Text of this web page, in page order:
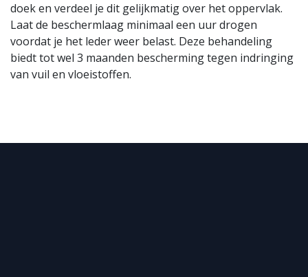
doek en verdeel je dit gelijkmatig over het oppervlak.
Laat de beschermlaag minimaal een uur drogen
voordat je het leder weer belast. Deze behandeling
biedt tot wel 3 maanden bescherming tegen indringing
van vuil en vloeistoffen.